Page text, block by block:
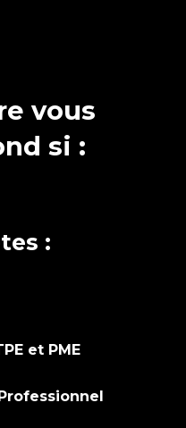
vous
si :
:
et PME